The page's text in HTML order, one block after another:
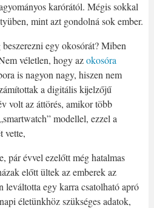
karórától. Mégis sokkal
mint azt gondolná sok ember.
egy okosórát? Miben
véletlen, hogy azokosóra
is nagyon nagy, hiszen nem
a digitális kijelzőjű
volt az áttörés, amikor több
modellel, ezzel a
vette,
pár évvel ezelőtt még hatalmas
előtt ültek az emberek az
leváltotta egy karra csatolható apró
életünkhöz szükséges adatok,